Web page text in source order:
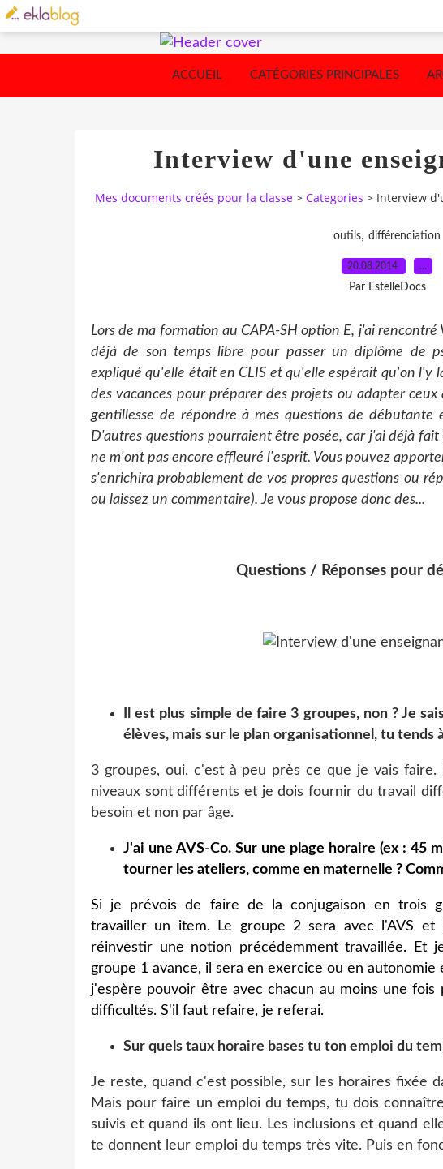
ACCUEIL CATÉGORIES PRINCIPALES
Interview d'une
Mes documents créés pour la classe > Categories > Interview
outils, différenciation
20.08.2014 …
Par EstelleDocs
Lors de ma formation au CAPA-SH option E, j'ai
déjà de son temps libre pour passer un diplôme de
expliqué qu'elle était en CLIS et qu'elle espérait qu'on l'y
des vacances pour préparer des projets ou adapter
gentillesse de répondre à mes questions de débutante
D'autres questions pourraient être posée, car j'ai déjà
ne m'ont pas encore effleuré l'esprit. Vous pouvez
s'enrichira probablement de vos propres questions ou
ou laissez un commentaire). Je vous propose donc des...
Questions / Réponses pour
Il est plus simple de faire 3 groupes, non ? Je
élèves, mais sur le plan organisationnel, tu tends
3 groupes, oui, c'est à peu près ce que je vais
niveaux sont différents et je dois fournir du travail
besoin et non par âge.
J'ai une AVS-Co. Sur une plage horaire (ex : 45
tourner les ateliers, comme en maternelle ?
Si je prévois de faire de la conjugaison en trois
travailler un item. Le groupe 2 sera avec l'AVS et
réinvestir une notion précédemment travaillée. Et
groupe 1 avance, il sera en exercice ou en
j'espère pouvoir être avec chacun au moins une
difficultés. S'il faut refaire, je referai.
Sur quels taux horaire bases tu ton emploi du
Je reste, quand c'est possible, sur les horaires fixée
Mais pour faire un emploi du temps, tu dois
suivis et quand ils ont lieu. Les inclusions et quand
te donnent leur emploi du temps très vite. Puis en